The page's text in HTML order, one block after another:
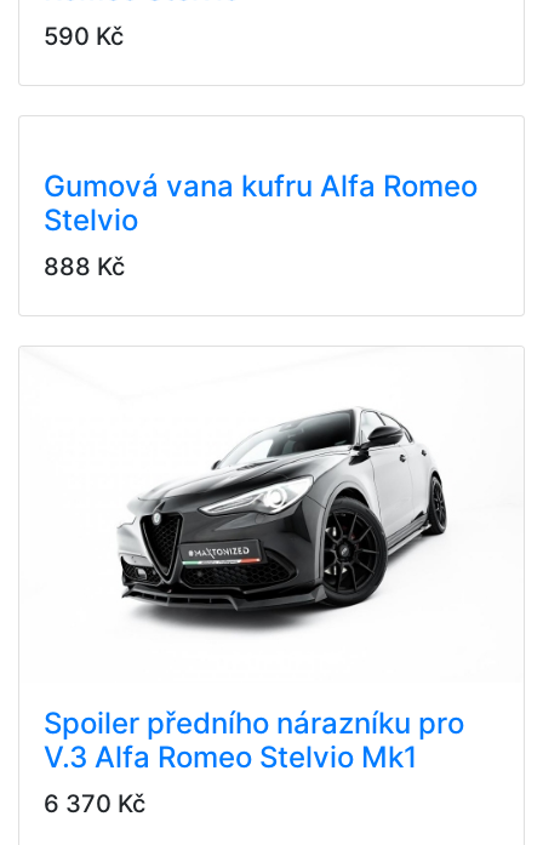
590 Kč
Gumová vana kufru Alfa Romeo
Stelvio
888 Kč
Spoiler předního nárazníku pro
V.3 Alfa Romeo Stelvio Mk1
6 370 Kč